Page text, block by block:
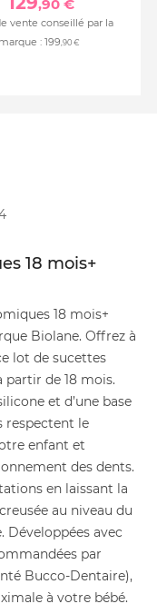
,90 €
vente conseillé par la
marque : 199,90 €
18 mois+
18 mois+
Biolane. Offrez à
lot de sucettes
partir de 18 mois.
et d’une base
respectent le
enfant et
des dents.
en laissant la
au niveau du
Développées avec
par
Bucco-Dentaire),
à votre bébé.